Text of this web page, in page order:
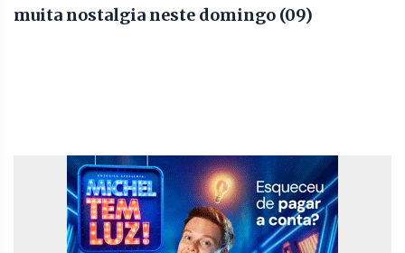
muita nostalgia neste domingo (09)